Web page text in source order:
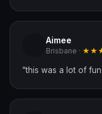
Aimee
Brisbane ·
“this was a lot of fun